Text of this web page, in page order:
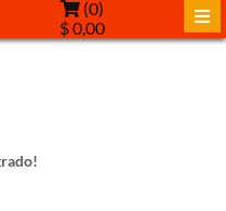
(0)
$ 0,00